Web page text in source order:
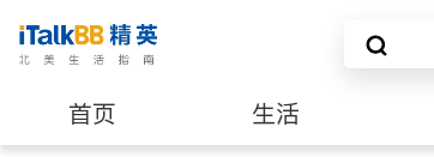
首页 生活